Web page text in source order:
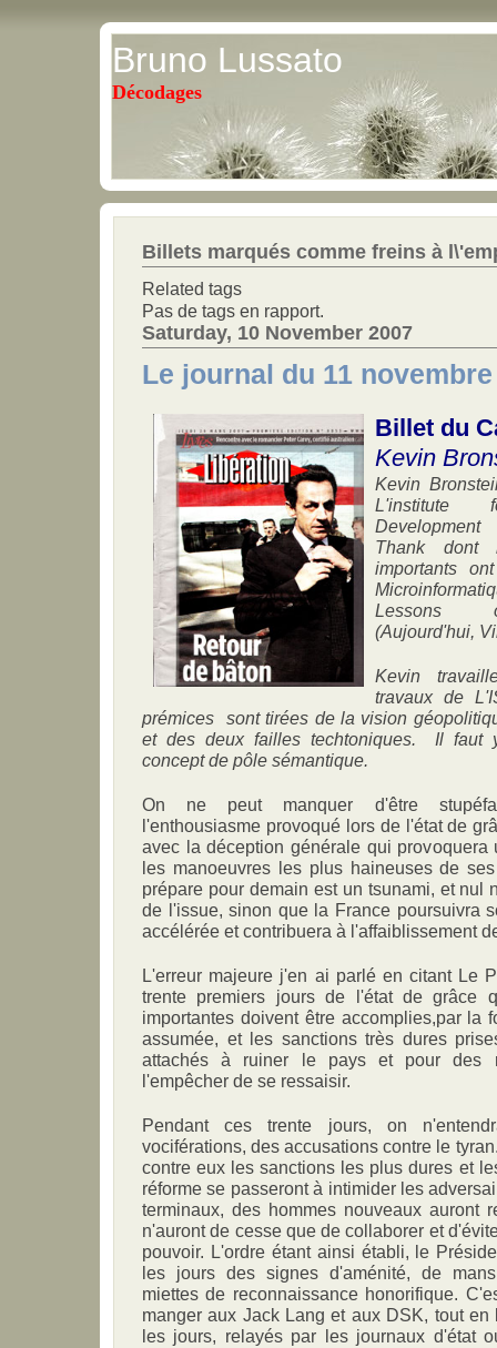
Bruno Lussato
Décodages
Billets marqués comme freins à
Related tags
Pas de tags en rapport.
Saturday, 10 November 2007
Le journal du 11 novembre
Billet du
Kevin
Kevin
L'institute
Thank dont
importants
Lessons
(Aujourd'hui,
Kevin
travaux de
prémices sont tirées de la vision
et des deux failles techtoniques. Il faut
concept de pôle sémantique.
On ne peut manquer d'être
l'enthousiasme provoqué lors de l'état de
avec la déception générale qui provoquera
les manoeuvres les plus haineuses de
prépare pour demain est un tsunami, et nul
de l'issue, sinon que la France poursuivra
accélérée et contribuera à l'affaiblissement
L'erreur majeure j'en ai parlé en citant Le
trente premiers jours de l'état de grâce
importantes doivent être accomplies,par la
assumée, et les sanctions très dures
attachés à ruiner le pays et pour des
l'empêcher de se ressaisir.
Pendant ces trente jours, on
vociférations, des accusations contre le
contre eux les sanctions les plus dures et
réforme se passeront à intimider les
terminaux, des hommes nouveaux auront
n'auront de cesse que de collaborer et
pouvoir. L'ordre étant ainsi établi, le
les jours des signes d'aménité, de
miettes de reconnaissance honorifique.
manger aux Jack Lang et aux DSK, tout en
les jours, relayés par les journaux d'état